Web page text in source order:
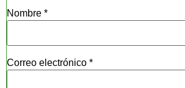
Nombre *
Correo electrónico *